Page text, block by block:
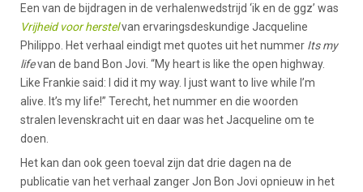
Een van de bijdragen in de verhalenwedstrijd ‘ik en de ggz’ was
Vrijheid voor herstelvan ervaringsdeskundige Jacqueline
Philippo. Het verhaal eindigt met quotes uit het nummer Its my
lifevan de band Bon Jovi. “My heart is like the open highway.
Like Frankie said: I did it my way. I just want to live while I’m
alive. It’s my life!” Terecht, het nummer en die woorden
stralen levenskracht uit en daar was het Jacqueline om te
doen.
Het kan dan ook geen toeval zijn dat drie dagen na de
publicatie van het verhaal zanger Jon Bon Jovi opnieuw in het